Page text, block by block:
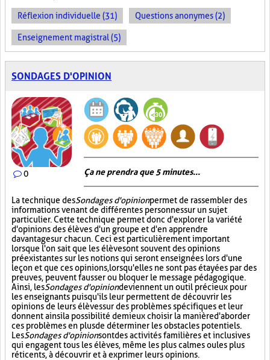
Réflexion individuelle (31) Questions anonymes (2)
Enseignement magistral (5)
SONDAGES D'OPINION
0 Ça ne prendra que 5 minutes...
La technique desSondages d'opinionpermet de rassembler des
informations venant de différentes personnes sur un sujet
particulier. Cette technique permet donc d'explorer la variété
d'opinions des élèves d'un groupe et d'en apprendre
davantage sur chacun. Ceci est particulièrement important
lorsque l'on sait que les élèves ont souvent des opinions
préexistantes sur les notions qui seront enseignées lors d'une
leçon et que ces opinions, lorsqu'elles ne sont pas étayées par des
preuves, peuvent fausser ou bloquer le message pédagogique.
Ainsi, lesSondages d'opiniondeviennent un outil précieux pour
les enseignants puisqu'ils leur permettent de découvrir les
opinions de leurs élèves sur des problèmes spécifiques et leur
donnent ainsi la possibilité de mieux choisir la manière d'aborder
ces problèmes en plus de déterminer les obstacles potentiels.
LesSondages d'opinionsont des activités familières et inclusives
qui engagent tous les élèves, même les plus calmes ou les plus
réticents, à découvrir et à exprimer leurs opinions.